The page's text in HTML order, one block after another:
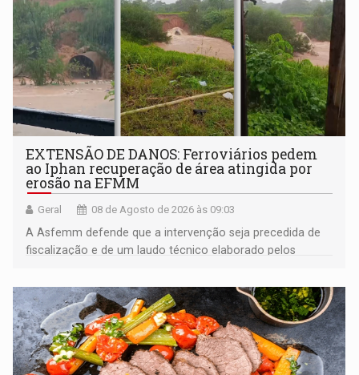
EXTENSÃO DE DANOS: Ferroviários pedem
ao Iphan recuperação de área atingida por
erosão na EFMM
Geral 08 de Agosto de 2026 às 09:03
A Asfemm defende que a intervenção seja precedida de
fiscalização e de um laudo técnico elaborado pelos